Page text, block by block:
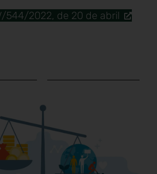
544/2022, de 20 de abril